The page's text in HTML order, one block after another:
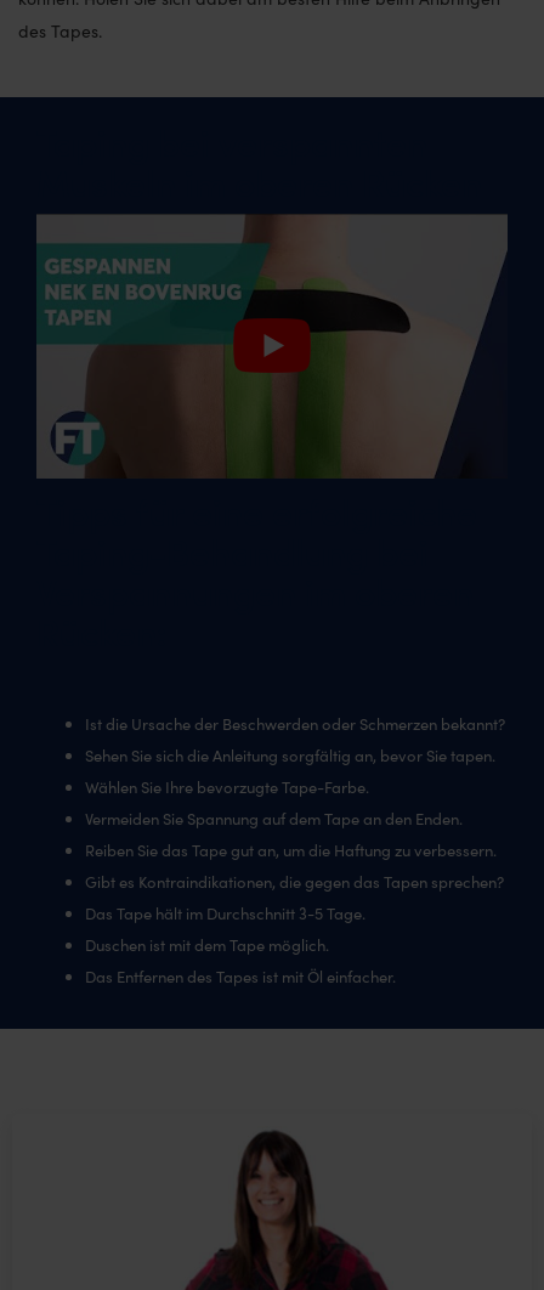
des Tapes.
Ist die Ursache der Beschwerden oder Schmerzen bekannt?
Sehen Sie sich die Anleitung sorgfältig an, bevor Sie tapen.
Wählen Sie Ihre bevorzugte Tape-Farbe.
Vermeiden Sie Spannung auf dem Tape an den Enden.
Reiben Sie das Tape gut an, um die Haftung zu verbessern.
Gibt es Kontraindikationen, die gegen das Tapen sprechen?
Das Tape hält im Durchschnitt 3-5 Tage.
Duschen ist mit dem Tape möglich.
Das Entfernen des Tapes ist mit Öl einfacher.